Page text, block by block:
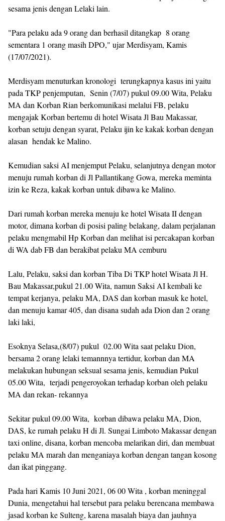
sesama jenis dengan Lelaki lain.
"Para pelaku ada 9 orang dan berhasil ditangkap 8 orang
sementara 1 orang masih DPO," ujar Merdisyam, Kamis
(17/07/2021).
Merdisyam menuturkan kronologi terungkapnya kasus ini yaitu
pada TKP penjemputan, Senin (7/07) pukul 09.00 Wita, Pelaku
MA dan Korban Rian berkomunikasi melalui FB, pelaku
mengajak Korban bertemu di hotel Wisata Jl Bau Makassar,
korban setuju dengan syarat, Pelaku ijin ke kakak korban dengan
alasan hendak ke Malino.
Kemudian saksi AI menjemput Pelaku, selanjutnya dengan motor
menuju rumah korban di Jl Pallantikang Gowa, mereka meminta
izin ke Reza, kakak korban untuk dibawa ke Malino.
Dari rumah korban mereka menuju ke hotel Wisata II dengan
motor, dimana korban di posisi paling belakang, dalam perjalanan
pelaku mengmabil Hp Korban dan melihat isi percakapan korban
di WA dab FB dan berakibat pelaku MA cemburu
Lalu, Pelaku, saksi dan korban Tiba Di TKP hotel Wisata Jl H.
Bau Makassar,pukul 21.00 Wita, namun Saksi AI kembali ke
tempat kerjanya, pelaku MA, DAS dan korban masuk ke hotel,
dan menuju kamar 405, dan disana sudah ada Dion dan 2 orang
laki laki,
Esoknya Selasa,(8/07) pukul 02.00 Wita saat pelaku Dion,
bersama 2 orang lelaki temannnya tertidur, korban dan MA
melakukan hubungan seksual sesama jenis, kemudian Pukul
05.00 Wita, terjadi pengeroyokan terhadap korban oleh pelaku
MA dan rekan- rekannya
Sekitar pukul 09.00 Wita, korban dibawa pelaku MA, Dion,
DAS, ke rumah pelaku H di Jl. Sungai Limboto Makassar dengan
taxi online, disana, korban mencoba melarikan diri, dan membuat
pelaku MA marah dan menganiaya korban dengan tangan kosong
dan ikat pinggang.
Pada hari Kamis 10 Juni 2021, 06 00 Wita , korban meninggal
Dunia, mengetahui hal tersebut para pelaku berencana membawa
jasad korban ke Sulteng, karena masalah biaya dan jauhnya